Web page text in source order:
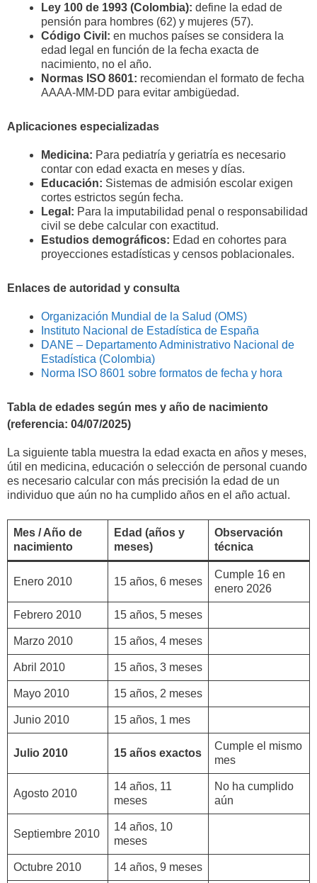
Ley 100 de 1993 (Colombia): define la edad de
pensión para hombres (62) y mujeres (57).
Código Civil: en muchos países se considera la
edad legal en función de la fecha exacta de
nacimiento, no el año.
Normas ISO 8601: recomiendan el formato de fecha
AAAA-MM-DD para evitar ambigüedad.
Aplicaciones especializadas
Medicina: Para pediatría y geriatría es necesario
contar con edad exacta en meses y días.
Educación: Sistemas de admisión escolar exigen
cortes estrictos según fecha.
Legal: Para la imputabilidad penal o responsabilidad
civil se debe calcular con exactitud.
Estudios demográficos: Edad en cohortes para
proyecciones estadísticas y censos poblacionales.
Enlaces de autoridad y consulta
Organización Mundial de la Salud (OMS)
Instituto Nacional de Estadística de España
DANE – Departamento Administrativo Nacional de
Estadística (Colombia)
Norma ISO 8601 sobre formatos de fecha y hora
Tabla de edades según mes y año de nacimiento
(referencia: 04/07/2025)
La siguiente tabla muestra la edad exacta en años y meses,
útil en medicina, educación o selección de personal cuando
es necesario calcular con más precisión la edad de un
individuo que aún no ha cumplido años en el año actual.
Mes / Año de
nacimiento
Edad (años y
meses)
Observación
técnica
Enero 2010 15 años, 6 meses
Cumple 16 en
enero 2026
Febrero 2010 15 años, 5 meses
Marzo 2010 15 años, 4 meses
Abril 2010 15 años, 3 meses
Mayo 2010 15 años, 2 meses
Junio 2010 15 años, 1 mes
Julio 2010 15 años exactos
Cumple el mismo
mes
Agosto 2010
14 años, 11
meses
No ha cumplido
aún
Septiembre 2010
14 años, 10
meses
Octubre 2010 14 años, 9 meses